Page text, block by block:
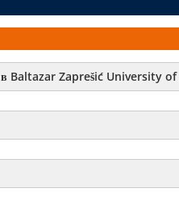
Zaprešić University of